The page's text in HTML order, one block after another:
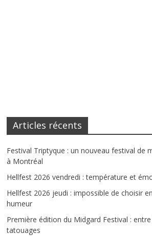
Articles récents
Festival Triptyque : un nouveau festival de
à Montréal
Hellfest 2026 vendredi : température et
Hellfest 2026 jeudi : impossible de choisir
humeur
Première édition du Midgard Festival :
tatouages